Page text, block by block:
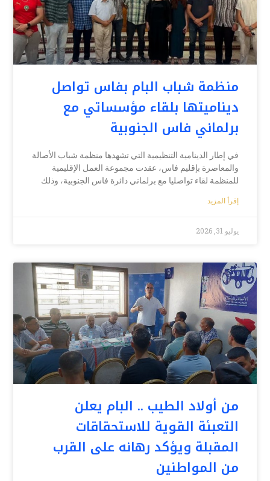
منظمة شباب البام بفاس تواصل
ديناميتها بلقاء مؤسساتي مع
برلماني فاس الجنوبية
في إطار الدينامية التنظيمية التي تشهدها منظمة شباب الأصالة
والمعاصرة بإقليم فاس، عقدت مجموعة العمل الإقليمية
للمنظمة لقاء تواصليا مع برلماني دائرة فاس الجنوبية، وذلك
إقرأ المزيد
يوليو 31, 2026
من أولاد الطيب .. البام يعلن
التعبئة القوية للاستحقاقات
المقبلة ويؤكد رهانه على القرب
من المواطنين